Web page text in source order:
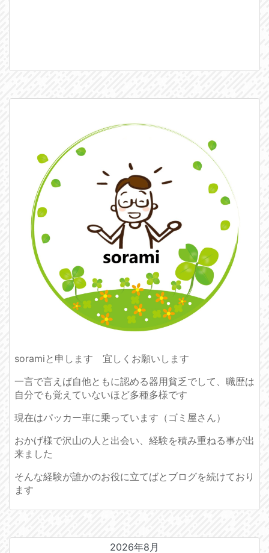
soramiと申します 宜しくお願いします
一言で言えば自他ともに認める器用貧乏でして、職歴は
自分でも覚えていないほど多種多様です
現在はパッカー車に乗っています（ゴミ屋さん）
おかげ様で沢山の人と出会い、経験を積み重ねる事が出
来ました
そんな経験が誰かのお役に立てばとブログを続けており
ます
2026年8月